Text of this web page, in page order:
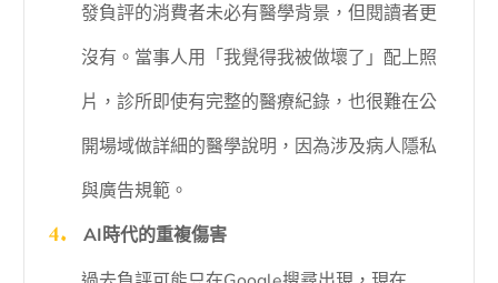
發負評的消費者未必有醫學背景，但閱讀者更
沒有。當事人用「我覺得我被做壞了」配上照
片，診所即使有完整的醫療紀錄，也很難在公
開場域做詳細的醫學說明，因為涉及病人隱私
與廣告規範。
AI時代的重複傷害